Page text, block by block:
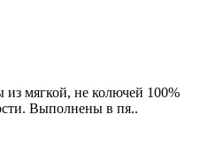
из мягкой, не колючей 100%
Выполнены в пя..